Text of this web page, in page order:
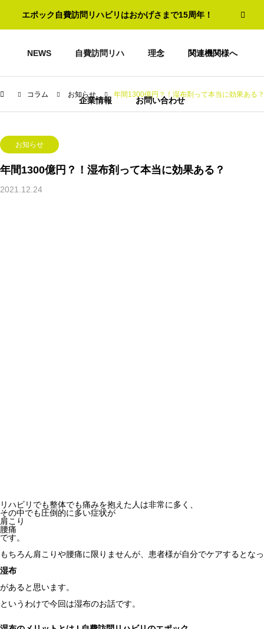
エポック自費訪問リハビリはおかげさまで15周年！
NEWS 自費訪問リハ 理念 関連機関様へ
企業情報 お問い合わせ
コラム お知らせ 年間1300億円？！湿布剤って本当に効果ある？
お知らせ
年間1300億円？！湿布剤って本当に効果ある？
2021.12.24
リハビリでも整体でも痛みを抱えた人は非常に多く、
その中でも圧倒的に多い症状が
肩こり
腰痛
です。
もちろん肩こりや腰痛に限りませんが、患者様が自分でケアするとな
湿布
があると思います。
というわけで今回は湿布のお話です。